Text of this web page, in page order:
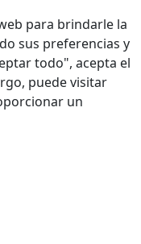
para brindarle la
sus preferencias y
todo", acepta el
puede visitar
un